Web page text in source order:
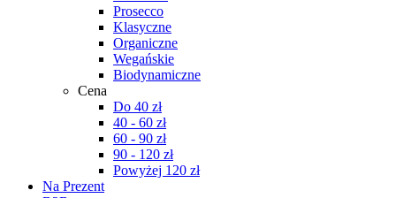
Prosecco
Klasyczne
Organiczne
Wegańskie
Biodynamiczne
Cena
Do 40 zł
40 - 60 zł
60 - 90 zł
90 - 120 zł
Powyżej 120 zł
Na Prezent